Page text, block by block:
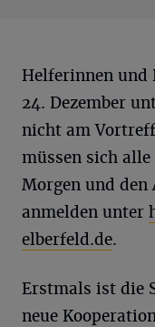
Helferinnen und
24. Dezember
nicht am
müssen sich
Morgen und
anmelden unter
elberfeld.de.
Erstmals ist die
neue